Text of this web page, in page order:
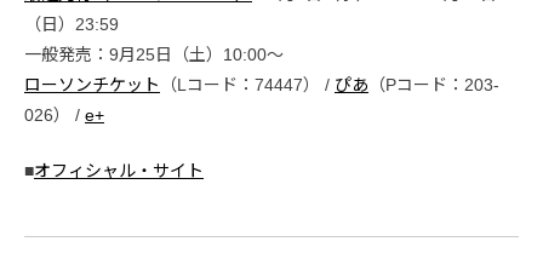
（日）23:59
一般発売：9月25日（土）10:00〜
ローソンチケット
（Lコード：74447） / ぴあ （Pコード：203-
026） / e+
■オフィシャル・サイト